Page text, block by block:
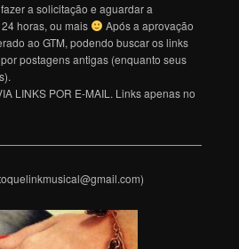
a solicitação e aguardar a
horas, ou mais
Após a aprovação
ao GTM, podendo buscar os links
postagens antigas (enquanto seus
LINKS POR E-MAIL. Links apenas no